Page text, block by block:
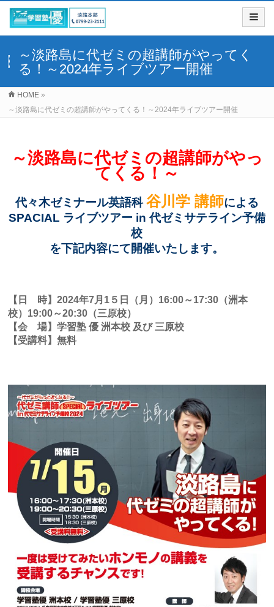
～淡路島に代ゼミの超講師がやってく
る！～2024年ライブツアー開催
HOME »
～淡路島に代ゼミの超講師がやってくる！～2024年ライブツアー開催
～淡路島に代ゼミの超講師がやっ
てくる！～
代々木ゼミナール英語科谷川学 講師による
SPACIAL ライブツアー in 代ゼミサテライン予備
校
を下記内容にて開催いたします。
【日 時】2024年7月1５日（月）16:00～17:30（洲本
校）19:00～20:30（三原校）
【会 場】学習塾 優 洲本校 及び 三原校
【受講料】無料